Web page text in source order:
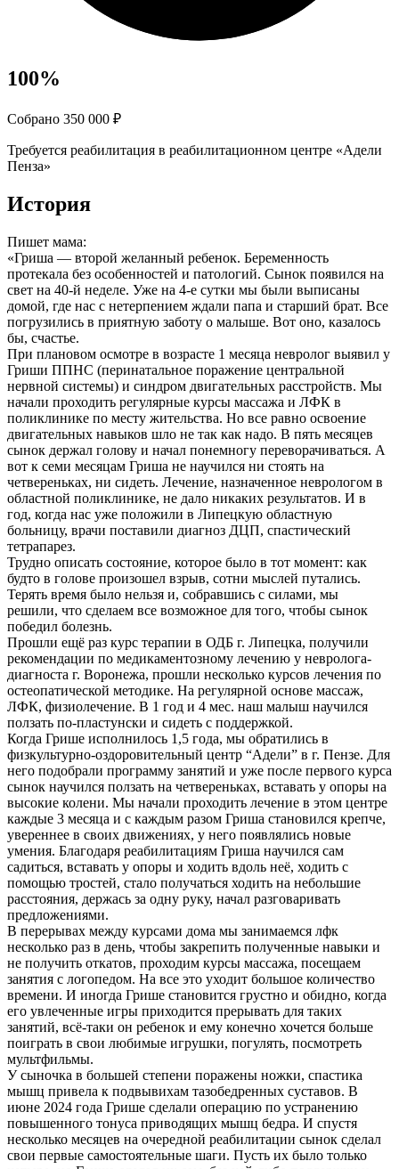
100%
Собрано 350 000 ₽
Требуется реабилитация в реабилитационном центре «Адели
Пенза»
История
Пишет мама:
«Гриша — второй желанный ребенок. Беременность
протекала без особенностей и патологий. Сынок появился на
свет на 40-й неделе. Уже на 4-е сутки мы были выписаны
домой, где нас с нетерпением ждали папа и старший брат. Все
погрузились в приятную заботу о малыше. Вот оно, казалось
бы, счастье.
При плановом осмотре в возрасте 1 месяца невролог выявил у
Гриши ППНС (перинатальное поражение центральной
нервной системы) и синдром двигательных расстройств. Мы
начали проходить регулярные курсы массажа и ЛФК в
поликлинике по месту жительства. Но все равно освоение
двигательных навыков шло не так как надо. В пять месяцев
сынок держал голову и начал понемногу переворачиваться. А
вот к семи месяцам Гриша не научился ни стоять на
четвереньках, ни сидеть. Лечение, назначенное неврологом в
областной поликлинике, не дало никаких результатов. И в
год, когда нас уже положили в Липецкую областную
больницу, врачи поставили диагноз ДЦП, спастический
тетрапарез.
Трудно описать состояние, которое было в тот момент: как
будто в голове произошел взрыв, сотни мыслей путались.
Терять время было нельзя и, собравшись с силами, мы
решили, что сделаем все возможное для того, чтобы сынок
победил болезнь.
Прошли ещё раз курс терапии в ОДБ г. Липецка, получили
рекомендации по медикаментозному лечению у невролога-
диагноста г. Воронежа, прошли несколько курсов лечения по
остеопатической методике. На регулярной основе массаж,
ЛФК, физиолечение. В 1 год и 4 мес. наш малыш научился
ползать по-пластунски и сидеть с поддержкой.
Когда Грише исполнилось 1,5 года, мы обратились в
физкультурно-оздоровительный центр “Адели” в г. Пензе. Для
него подобрали программу занятий и уже после первого курса
сынок научился ползать на четвереньках, вставать у опоры на
высокие колени. Мы начали проходить лечение в этом центре
каждые 3 месяца и с каждым разом Гриша становился крепче,
увереннее в своих движениях, у него появлялись новые
умения. Благодаря реабилитациям Гриша научился сам
садиться, вставать у опоры и ходить вдоль неё, ходить с
помощью тростей, стало получаться ходить на небольшие
расстояния, держась за одну руку, начал разговаривать
предложениями.
В перерывах между курсами дома мы занимаемся лфк
несколько раз в день, чтобы закрепить полученные навыки и
не получить откатов, проходим курсы массажа, посещаем
занятия с логопедом. На все это уходит большое количество
времени. И иногда Грише становится грустно и обидно, когда
его увлеченные игры приходится прерывать для таких
занятий, всё-таки он ребенок и ему конечно хочется больше
поиграть в свои любимые игрушки, погулять, посмотреть
мультфильмы.
У сыночка в большей степени поражены ножки, спастика
мышц привела к подвывихам тазобедренных суставов. В
июне 2024 года Грише сделали операцию по устранению
повышенного тонуса приводящих мышц бедра. И спустя
несколько месяцев на очередной реабилитации сынок сделал
свои первые самостоятельные шаги. Пусть их было только